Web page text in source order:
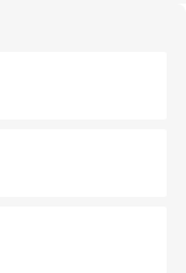
る外せないスポット